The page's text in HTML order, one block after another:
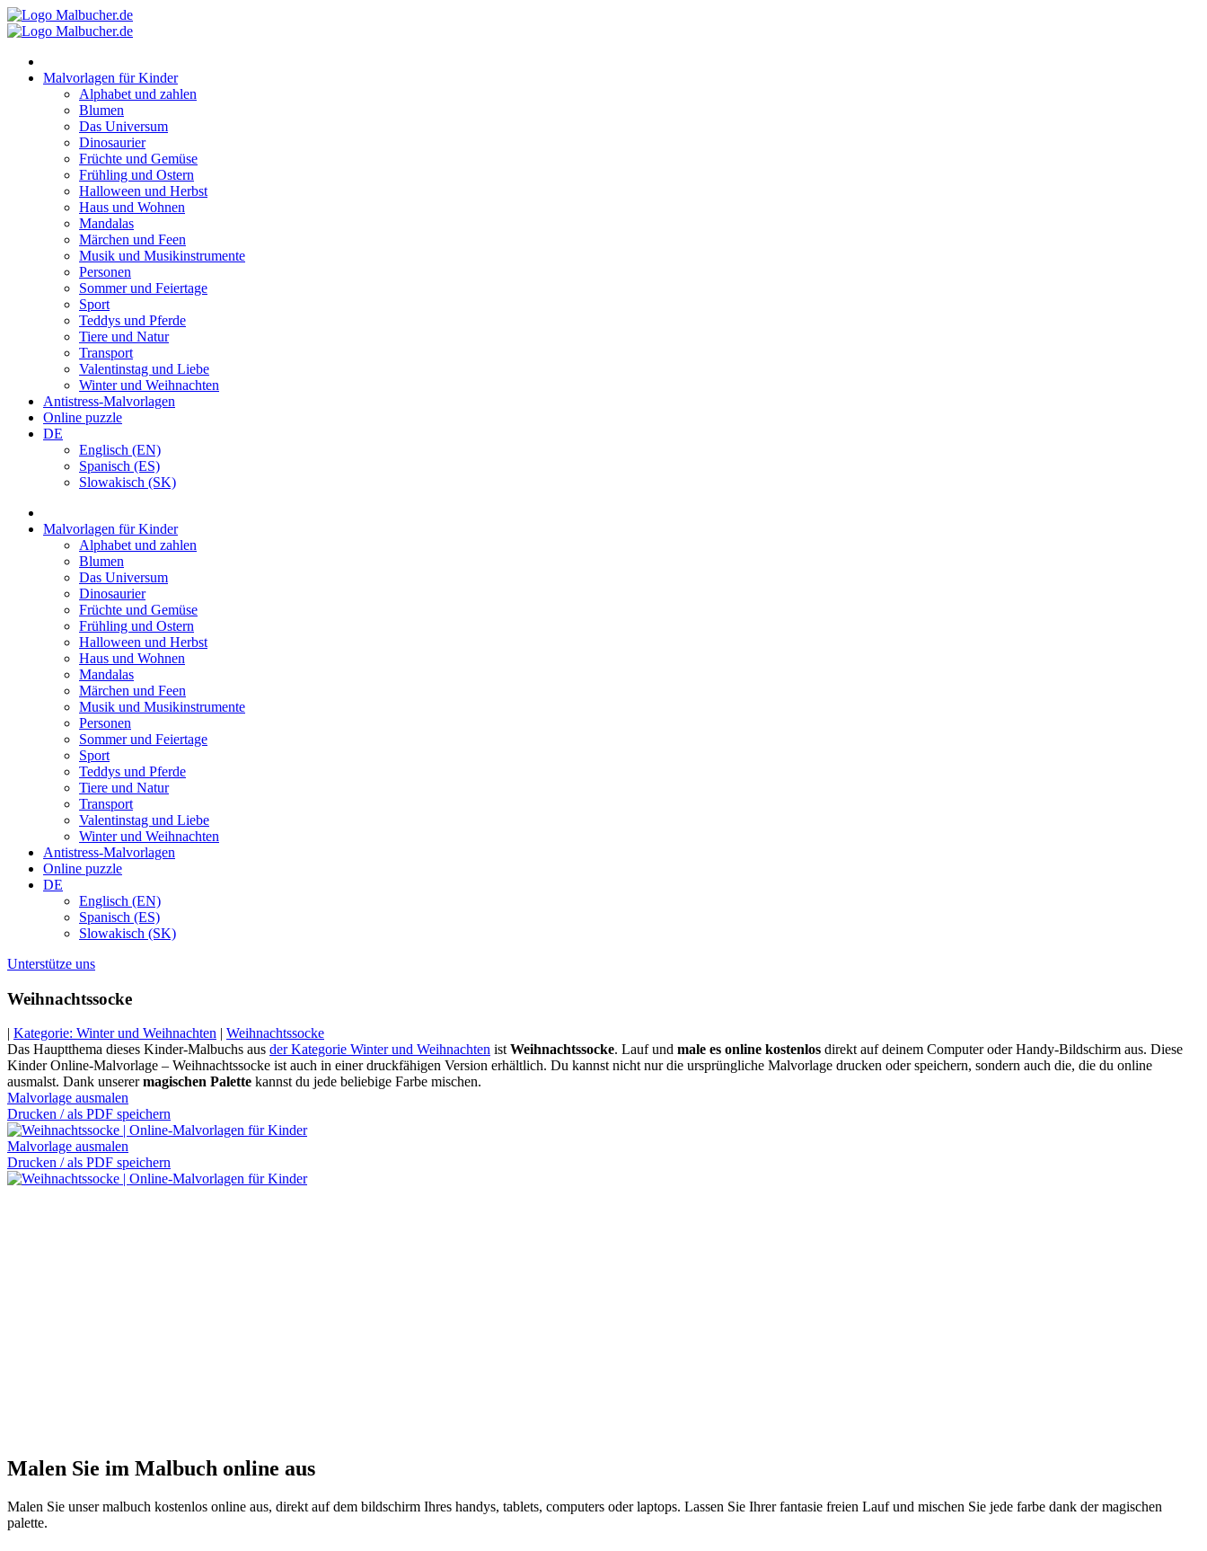
Zum
Inhalt
Malvorlagen für Kinder
Alphabet und zahlen
Blumen
Das Universum
Dinosaurier
Früchte und Gemüse
Frühling und Ostern
Halloween und Herbst
Haus und Wohnen
Mandalas
Märchen und Feen
Musik und Musikinstrumente
Personen
Sommer und Feiertage
Sport
Teddys und Pferde
Tiere und Natur
Transport
Valentinstag und Liebe
Winter und Weihnachten
Antistress-Malvorlagen
Online puzzle
DE
Englisch (EN)
Spanisch (ES)
Slowakisch (SK)
Malvorlagen für Kinder
Alphabet und zahlen
Blumen
Das Universum
Dinosaurier
Früchte und Gemüse
Frühling und Ostern
Halloween und Herbst
Haus und Wohnen
Mandalas
Märchen und Feen
Musik und Musikinstrumente
Personen
Sommer und Feiertage
Sport
Teddys und Pferde
Tiere und Natur
Transport
Valentinstag und Liebe
Winter und Weihnachten
Antistress-Malvorlagen
Online puzzle
DE
Englisch (EN)
Spanisch (ES)
Slowakisch (SK)
Unterstütze uns
Weihnachtssocke
| Kategorie: Winter und Weihnachten | Weihnachtssocke
Das Hauptthema dieses Kinder-Malbuchs aus der Kategorie Winter und Weihnachten istWeihnachtssocke. Lauf und male es online kostenlos direkt auf deinem Computer oder Handy-Bildschirm aus. Diese
Kinder Online-Malvorlage – Weihnachtssocke ist auch in einer druckfähigen Version erhältlich. Du kannst nicht nur die ursprüngliche Malvorlage drucken oder speichern, sondern auch die, die du online
ausmalst. Dank unserermagischen Palette kannst du jede beliebige Farbe mischen.
Malvorlage ausmalen
Drucken / als PDF speichern
Malvorlage ausmalen
Drucken / als PDF speichern
Malen Sie im Malbuch online aus
Malen Sie unser malbuch kostenlos online aus, direkt auf dem bildschirm Ihres handys, tablets, computers oder laptops. Lassen Sie Ihrer fantasie freien Lauf und mischen Sie jede farbe dank der magischen
palette.